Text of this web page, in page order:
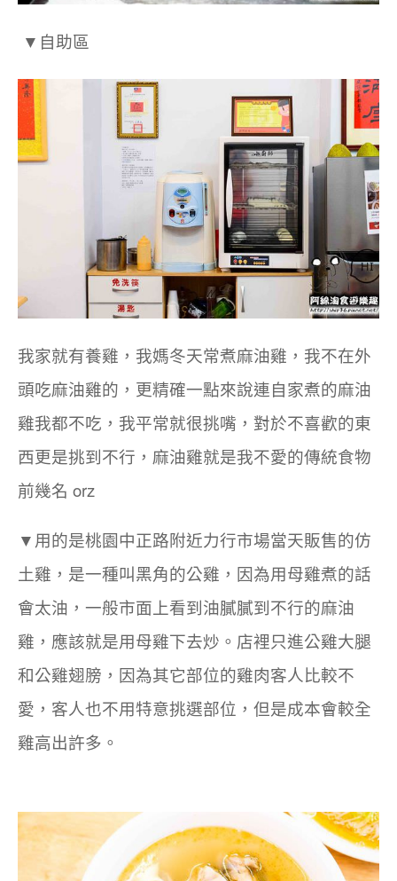
▼自助區
我家就有養雞，我媽冬天常煮麻油雞， 我不在外
頭吃麻油雞的，更精確一點來說連自家煮的麻油
雞我都不吃，我平常就很挑嘴，對於不喜歡的東
西更是挑到不行，麻油雞就是我不愛的傳統食物
前幾名 orz
▼用的是桃園中正路附近力行市場當天販售的仿
土雞，是一種叫黑角的公雞，因為用母雞煮的話
會太油，一般市面上看到油膩膩到不行的麻油
雞，應該就是用母雞下去炒。店裡只進公雞大腿
和公雞翅膀，因為其它部位的雞肉客人比較不
愛，客人也不用特意挑選部位，但是成本會較全
雞高出許多 。